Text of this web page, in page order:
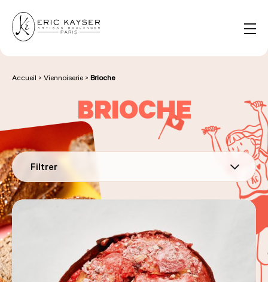
FR
NOS PRODUITS
NOS BOULANGERIES
LA MAISON D'ÉRIC KAYSER
ÉVÈNEMENTS & ENTREPRISES
Accueil > Viennoiserie > Brioche
BRIOCHE
Filtrer